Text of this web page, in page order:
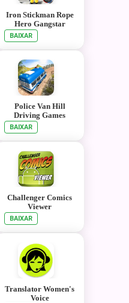
Iron Stickman Rope
Hero Gangstar
Crime
BAIXAR
Police Van Hill
Driving Games
BAIXAR
Challenger Comics
Viewer
BAIXAR
Translator Women's
Voice